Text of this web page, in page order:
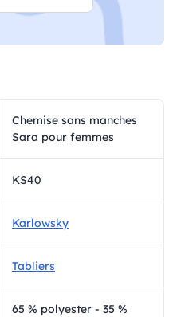
Chemise sans manches
Sara pour femmes
KS40
Karlowsky
Tabliers
65 % polyester - 35 %